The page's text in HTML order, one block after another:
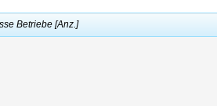
Betriebe [Anz.]